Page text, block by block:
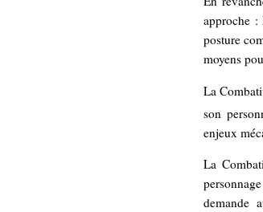
approche :
posture
moyens
La
son
enjeux
La
demande